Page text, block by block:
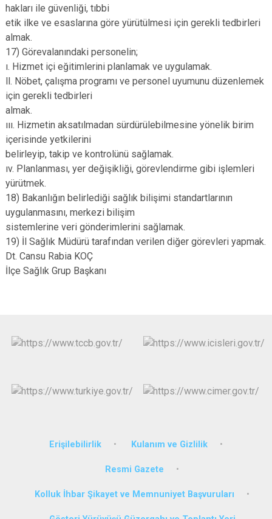
hakları ile güvenliği, tıbbi
etik ilke ve esaslarına göre yürütülmesi için gerekli tedbirleri
almak.
17) Görevalanındaki personelin;
ı. Hizmet içi eğitimlerini planlamak ve uygulamak.
ll. Nöbet, çalışma programı ve personel uyumunu düzenlemek
için gerekli tedbirleri
almak.
ııı. Hizmetin aksatılmadan sürdürülebilmesine yönelik birim
içerisinde yetkilerini
belirleyip, takip ve kontrolünü sağlamak.
ıv. Planlanması, yer değişikliği, görevlendirme gibi işlemleri
yürütmek.
18) Bakanlığın belirlediği sağlık bilişimi standartlarının
uygulanmasını, merkezi bilişim
sistemlerine veri gönderimlerini sağlamak.
19) İl Sağlık Müdürü tarafından verilen diğer görevleri yapmak.
Dt. Cansu Rabia KOÇ
İlçe Sağlık Grup Başkanı
Erişilebilirlik Kulanım ve Gizlilik
Resmi Gazete
Kolluk İhbar Şikayet ve Memnuniyet Başvuruları